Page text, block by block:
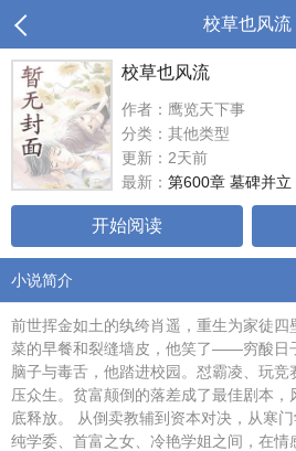
校草也风流
校草也风流
作者：鹰览天下事
分类：其他类型
更新：2天前
最新： 第600章 墓碑并立
开始阅读
小说简介
前世挥金如土的纨绔肖遥，重生为家徒
菜的早餐和裂缝墙皮，他笑了——穷酸日
脑子与毒舌，他踏进校园。怼霸凌、玩
压众生。贫富颠倒的落差成了最佳剧本
底释放。 从倒卖教辅到资本对决，从寒
纯学委、首富之女、冷艳学姐之间，在情